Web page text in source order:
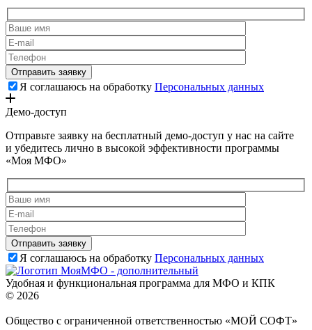
Я соглашаюсь на обработку Персональных данных
Демо-доступ
Отправьте заявку на бесплатный демо-доступ у нас на сайте
и убедитесь лично в высокой эффективности программы
«Моя МФО»
Я соглашаюсь на обработку Персональных данных
Удобная и функциональная программа для МФО и КПК
© 2026
Общество с ограниченной ответственностью «МОЙ СОФТ»